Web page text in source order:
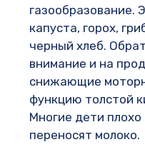
газообразование.
капуста, горох,
черный хлеб.
внимание и на
снижающие
функцию толстой
Многие дети плохо
переносят молоко.